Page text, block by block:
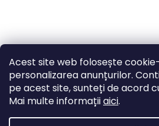
Acest site web folosește
personalizarea anunțurilor.
pe acest site, sunteți de acord
Mai multe informațiiaici.